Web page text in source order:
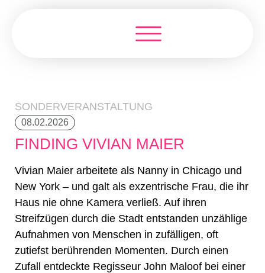
SONDERVERANSTALTUNG
08.02.2026
FINDING VIVIAN MAIER
Vivian Maier arbeitete als Nanny in Chicago und
New York – und galt als exzentrische Frau, die ihr
Haus nie ohne Kamera verließ. Auf ihren
Streifzügen durch die Stadt entstanden unzählige
Aufnahmen von Menschen in zufälligen, oft
zutiefst berührenden Momenten. Durch einen
Zufall entdeckte Regisseur John Maloof bei einer